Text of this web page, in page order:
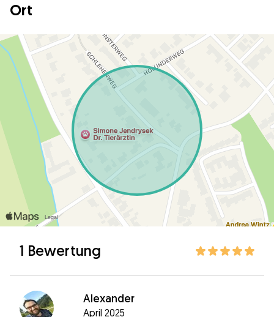
Ort
1 Bewertung
Alexander
April 2025